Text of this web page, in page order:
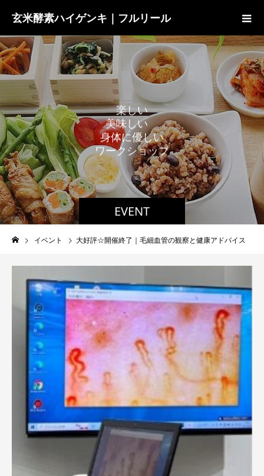
玄米酵素ハイゲンキ｜フルリール
EVENT
楽しい
美味 しい
身体に優しい
ワーク ショップ
イベント 大好評☆開催終了｜毛細血管の観察と健康アドバイス